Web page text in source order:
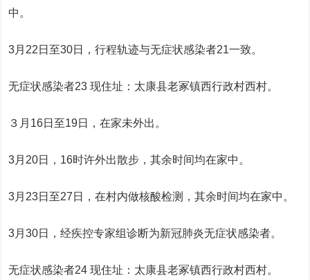
中。
3月22日至30日，行程轨迹与无症状感染者21一致。
无症状感染者23 现住址：太康县老冢镇西行政村西村。
３月16日至19日，在家未外出。
3月20日，16时许外出散步，其余时间均在家中。
3月23日至27日，在村内做核酸检测，其余时间均在家中。
3月30日，经疾控专家组诊断为新冠肺炎无症状感染者。
无症状感染者24 现住址：太康县老冢镇西行政村西村。